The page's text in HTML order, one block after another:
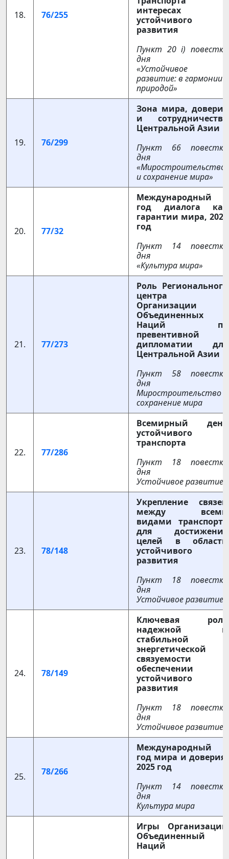
18. 76/255
интересах
устойчивого
развития
Пункт 20 i) повестки
дня
«Устойчивое
развитие: в гармонии с
природой»
19. 76/299
Зона мира, доверия
и сотрудничества
Центральной Азии
Пункт 66 повестки
дня
«Миростроительство
и сохранение мира»
20. 77/32
Международный
год диалога как
гарантии мира, 2023
год
Пункт 14 повестки
дня
«Культура мира»
21. 77/273
Роль Регионального
центра
Организации
Объединенных
Наций по
превентивной
дипломатии для
Центральной Азии
Пункт 58 повестки
дня
Миростроительство и
сохранение мира
22. 77/286
Всемирный день
устойчивого
транспорта
Пункт 18 повестки
дня
Устойчивое развитие
23. 78/148
Укрепление связей
между всеми
видами транспорта
для достижения
целей в области
устойчивого
развития
Пункт 18 повестки
дня
Устойчивое развитие
24. 78/149
Ключевая роль
надежной и
стабильной
энергетической
связуемости в
обеспечении
устойчивого
развития
Пункт 18 повестки
дня
Устойчивое развитие
25. 78/266
Международный
год мира и доверия,
2025 год
Пункт 14 повестки
дня
Культура мира
Игры Организации
Объединенный
Наций